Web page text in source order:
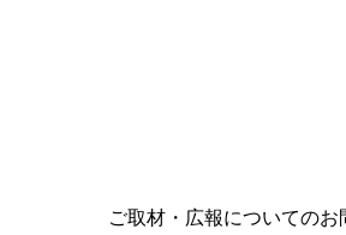
ご取材・広報についてのお